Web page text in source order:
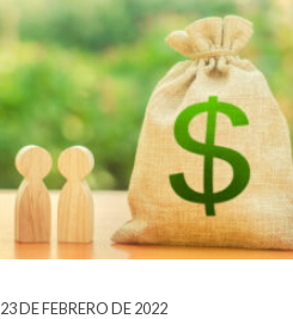
23 DE FEBRERO DE 2022